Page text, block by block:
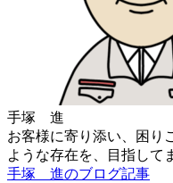
手塚 進
お客様に寄り添い、困り
ような存在を、目指して
手塚 進のブログ記事